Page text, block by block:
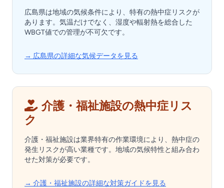
広島県は地域の気候条件により、特有の熱中症リスクが
あります。気温だけでなく、湿度や輻射熱を総合した
WBGT値での管理が不可欠です。
→ 広島県の詳細な気候データを見る
介護・福祉施設の熱中症リス
ク
介護・福祉施設は業界特有の作業環境により、熱中症の
発生リスクが高い業種です。地域の気候特性と組み合わ
せた対策が必要です。
→ 介護・福祉施設の詳細な対策ガイドを見る